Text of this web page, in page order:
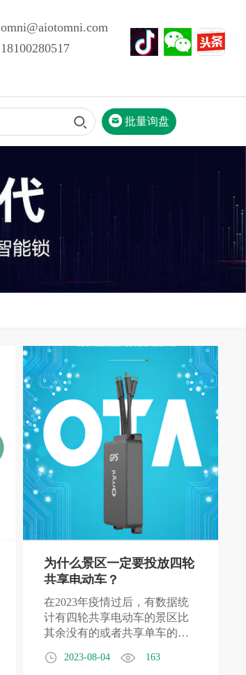
omni@aiotomni.com
18100280517
批量询盘
为什么景区一定要投放四轮
共享电动车？
在2023年疫情过后，有数据统
计有四轮共享电动车的景区比
其余没有的或者共享单车的景
为随着疫情结束，大家都出来
2023-08-04 163